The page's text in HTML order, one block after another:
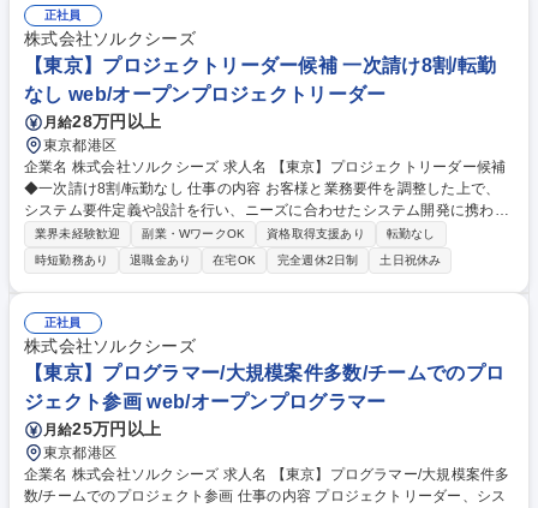
ト、コードレビュー） - 運用・保守（定例作業、機能改善、性能改善） ※
ご対応いただく工程は基本設計～開発が中心です。ご経験を積まれた後
は、要件定義や技術提案などの上流工程にも幅を広げていただけます。 募
集職種 【SE/経験者向け】プライム100%/上流/月平均残業20h/年休120日/
在宅勤務可
正社員
株式会社ソルクシーズ
【東京】プロジェクトリーダー候補 一次請け8割/転勤
なし web/オープンプロジェクトリーダー
月給28万円以上
東京都港区
企業名 株式会社ソルクシーズ 求人名 【東京】プロジェクトリーダー候補
◆一次請け8割/転勤なし 仕事の内容 お客様と業務要件を調整した上で、
システム要件定義や設計を行い、ニーズに合わせたシステム開発に携わっ
ていただきます。一次受けの開発が多いため、持ち帰り案件が多いことも
特徴です。 【具体的には】 1)提案 2)要件定義 3)設計 4)開発・テスト 5)保
守・運用 募集職種 【東京】プロジェクトリーダー候補◆一次請け8割/転
勤なし
業界未経験歓迎 副業・WワークOK 資格取得支援あり
転勤なし
時短勤務あり
退職金あり 在宅OK 完全週休2日制 土日祝休み
正社員
株式会社ソルクシーズ
【東京】プログラマー/大規模案件多数/チームでのプロ
ジェクト参画 web/オープンプログラマー
月給25万円以上
東京都港区
企業名 株式会社ソルクシーズ 求人名 【東京】プログラマー/大規模案件多
数/チームでのプロジェクト参画 仕事の内容 プロジェクトリーダー、シス